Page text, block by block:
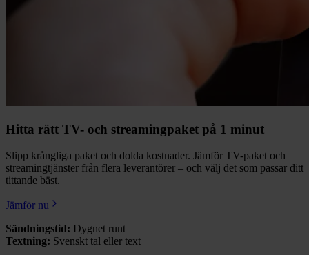
Hitta rätt TV- och streamingpaket på 1 minut
Slipp krångliga paket och dolda kostnader. Jämför TV-paket och
streamingtjänster från flera leverantörer – och välj det som passar ditt
tittande bäst.
Jämför nu
Sändningstid: Dygnet runt
Textning: Svenskt tal eller text